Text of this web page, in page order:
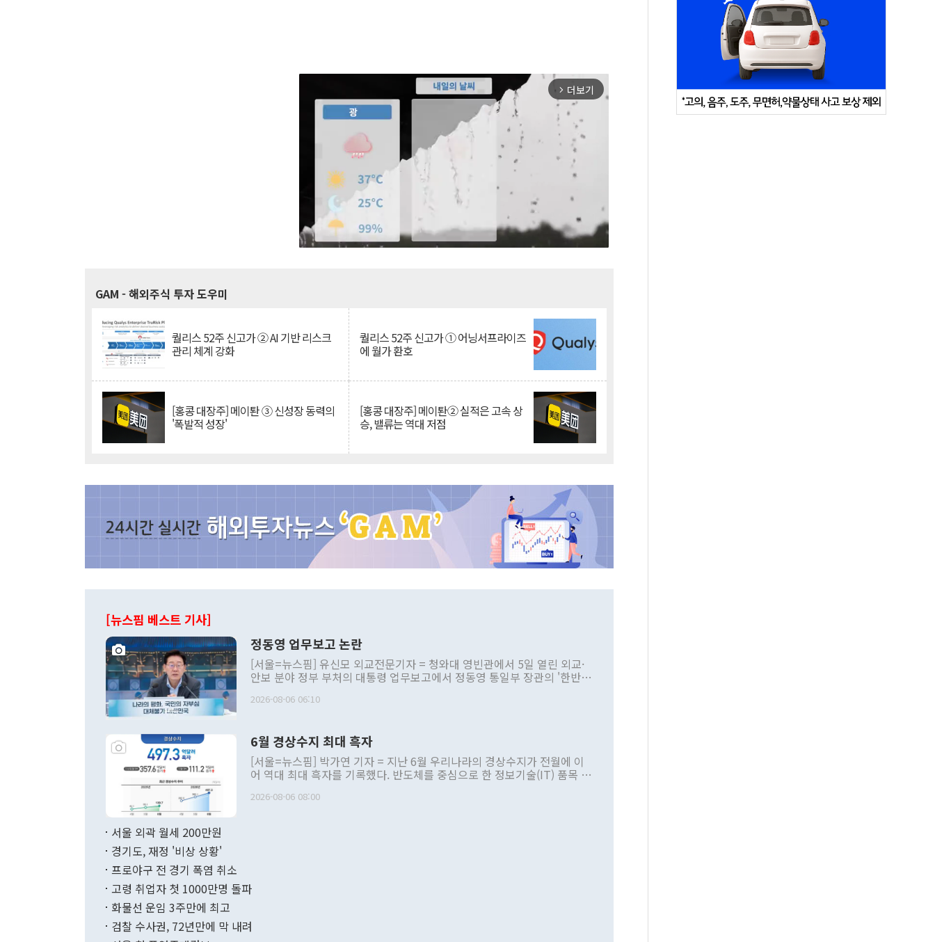
arrow_forward_ios 더보기
GAM - 해외주식 투자 도우미
퀄리스 52주 신고가 ② AI 기반 리스크
관리 체계 강화
퀄리스 52주 신고가 ① 어닝서프라이즈
에 월가 환호
[홍콩 대장주] 메이퇀 ③ 신성장 동력의
'폭발적 성장'
[홍콩 대장주] 메이퇀② 실적은 고속 상
승, 밸류는 역대 저점
[뉴스핌 베스트 기사]
정동영 업무보고 논란
[서울=뉴스핌] 유신모 외교전문기자 = 청와대 영빈관에서 5일 열린 외교·
안보 분야 정부 부처의 대통령 업무보고에서 정동영 통일부 장관의 '한반도
발언 중에는 정부 내 조율을 거치지 않은 사안을 정책으로 추진하겠다고 공
주의적 희망에 근거한 비현실적 구상'이라는 비판을 내놨다. 그동안 정 장
관의 대북 정책 관련 발언이 물의를 빚은 적은 여러 번 있지만 대통령과 유
관 부처 장관이 공개적으로 부정적 입장을 표명한 것은 이례적이다. 정 장
관의 무리한 대북 접근법과 월권을 제어해야 한다는 목소리도 높아지고 있
다. [정동영 통일부 장관이 지난달 23일 오후 서울 종로구 정부서울청사에
무너졌다고도 했다. 또 "현 시점에서 흘러간 선(先)비핵화만 되뇌는 것은
함께 4자 대화의 동력을 확보하기 위해 최선을 다할 것"이라고 말했다. 하
2026-08-06 06:10
6월 경상수지 최대 흑자
[서울=뉴스핌] 박가연 기자 = 지난 6월 우리나라의 경상수지가 전월에 이
어 역대 최대 흑자를 기록했다. 반도체를 중심으로 한 정보기술(IT) 품목 수
료=한국은행] 한국은행이 6일 발표한 '2026년 6월 국제수지(잠정)'에 따르
며 월간 기준 처음으로 1000억달러를 넘어섰다. 상품수입은 644억8000만
196.9% 급증했고 컴퓨터·주변기기(SSD)는 282.7% 증가했다. IT 품목
수출은 160.4% 늘었으며 비IT 품목도 ▲석유제품(47.5%) ▲화공품
2026-08-06 08:00
서울 외곽 월세 200만원
경기도, 재정 '비상 상황'
프로야구 전 경기 폭염 취소
고령 취업자 첫 1000만명 돌파
화물선 운임 3주만에 최고
검찰 수사권, 72년만에 막 내려